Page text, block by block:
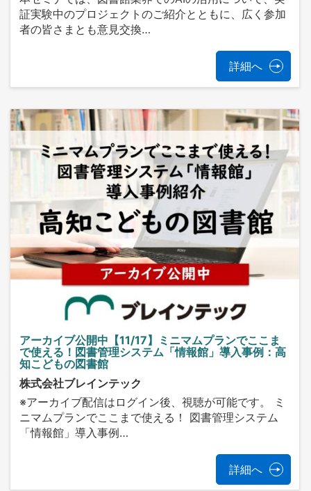
証実験中のプロジェクトのご紹介とともに、広く参加
者の皆さまとも意見交換…
詳細へ
アーカイブ公開中【11/17】ミニマムプランでここま
で使える！図書管理システム「情報館」導入事例：高
知こどもの図書館
株式会社ブレインテック
※アーカイブ配信はログイン後、視聴が可能です。 ミ
ニマムプランでここまで使える！ 図書管理システム
「情報館」導入事例…
詳細へ